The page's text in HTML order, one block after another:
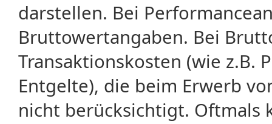
darstellen. Bei
Bruttowertangaben. Bei
Transaktionskosten (wie z.B.
Entgelte), die beim Erwerb
nicht berücksichtigt. Oftmals